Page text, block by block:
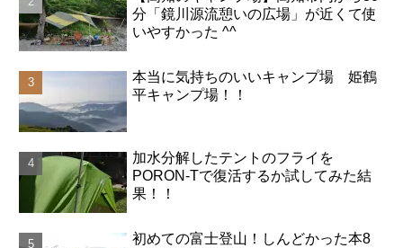
分「鏡川源流憩いの広場」が近くて使
いやすかった ^^
本当に気持ちのいいキャンプ場 姫鶴
平キャンプ場！！
加水分解したテントのフライを
PORON-Tで復活するか試してみた結
果！！
初めての富士登山！しんどかった本8